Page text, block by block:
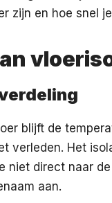
zijn en hoe snel
blijft de
verleden. Het
niet direct naar
aan.